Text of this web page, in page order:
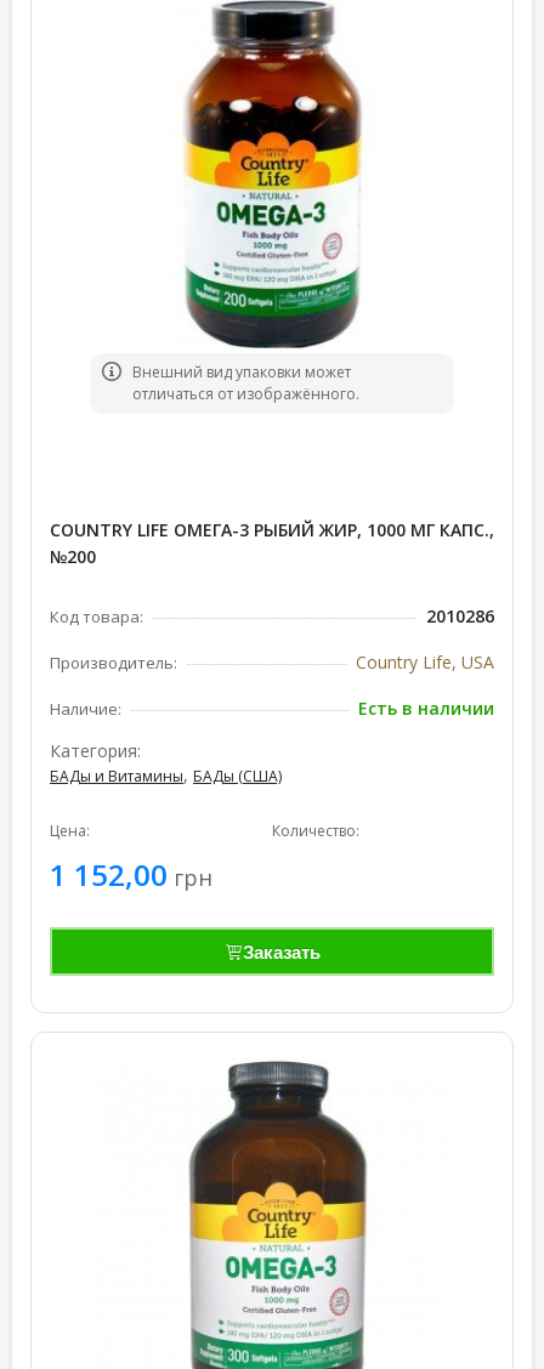
Bнешний вид упаковки может
отличаться от изображённого.
COUNTRY LIFE ОМЕГА-3 РЫБИЙ ЖИР, 1000 МГ КАПС.,
№200
Код товара: 2010286
Производитель: Country Life, USA
Наличие:
Есть в наличии
Категория:
БАДы и Витамины, БАДы (США)
Цена:
1 152,00 грн
Количество:
Заказать